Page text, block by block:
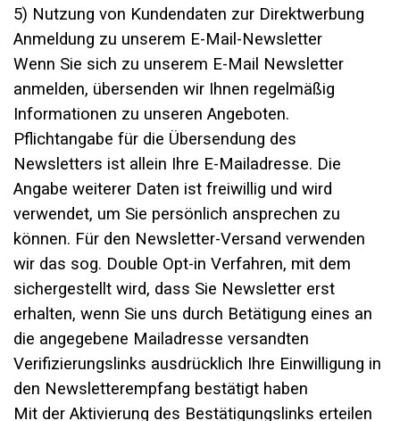
5) Nutzung von Kundendaten zur Direktwerbung
Anmeldung zu unserem E-Mail-Newsletter
Wenn Sie sich zu unserem E-Mail Newsletter
anmelden, übersenden wir Ihnen regelmäßig
Informationen zu unseren Angeboten.
Pflichtangabe für die Übersendung des
Newsletters ist allein Ihre E-Mailadresse. Die
Angabe weiterer Daten ist freiwillig und wird
verwendet, um Sie persönlich ansprechen zu
können. Für den Newsletter-Versand verwenden
wir das sog. Double Opt-in Verfahren, mit dem
sichergestellt wird, dass Sie Newsletter erst
erhalten, wenn Sie uns durch Betätigung eines an
die angegebene Mailadresse versandten
Verifizierungslinks ausdrücklich Ihre Einwilligung in
den Newsletterempfang bestätigt haben
Mit der Aktivierung des Bestätigungslinks erteilen